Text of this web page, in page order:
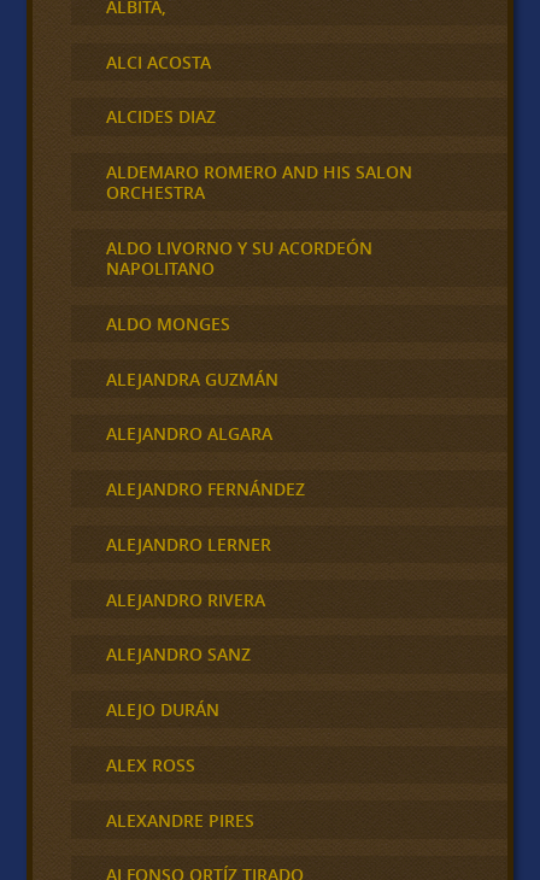
ALBITA,
ALCI ACOSTA
ALCIDES DIAZ
ALDEMARO ROMERO AND HIS SALON
ORCHESTRA
ALDO LIVORNO Y SU ACORDEÓN
NAPOLITANO
ALDO MONGES
ALEJANDRA GUZMÁN
ALEJANDRO ALGARA
ALEJANDRO FERNÁNDEZ
ALEJANDRO LERNER
ALEJANDRO RIVERA
ALEJANDRO SANZ
ALEJO DURÁN
ALEX ROSS
ALEXANDRE PIRES
ALFONSO ORTÍZ TIRADO